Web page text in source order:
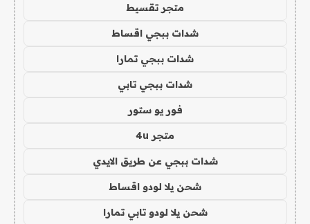
متجر تقسيط
شدات ببجي اقساط
شدات ببجي تمارا
شدات ببجي تابي
فور يو ستور
متجر 4u
شدات ببجي عن طريق الايدي
شحن يلا لودو اقساط
شحن يلا لودو تابي تمارا